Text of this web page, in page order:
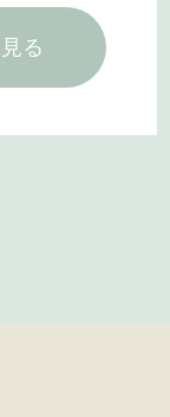
る